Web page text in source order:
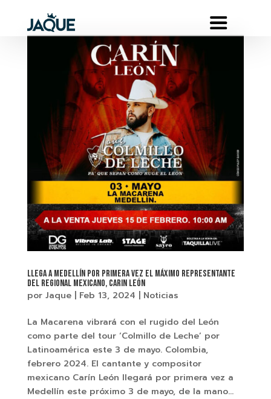
Llega a Medellín por primera vez el máximo representante
del regional mexicano, Carin León
por Jaque| Feb 13, 2024 Noticias
La Macarena vibrará con el rugido del León
como parte del tour ‘Colmillo de Leche’ por
Latinoamérica este 3 de mayo. Colombia,
febrero 2024. El cantante y compositor
mexicano Carín León llegará por primera vez a
Medellín este próximo 3 de mayo, de la mano...